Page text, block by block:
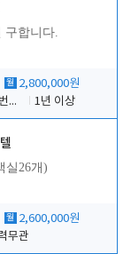
구합니다.
월 2,800,000원
전반적인 당번업무
1년 이상
실26개)
월 2,600,000원
무관